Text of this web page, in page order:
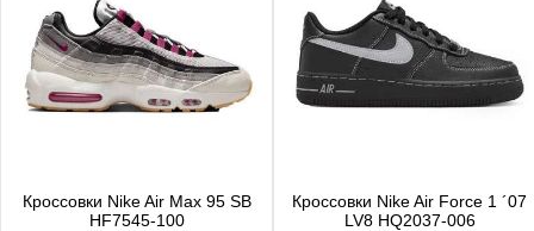
Кроссовки Nike Air Max 95 SB
HF7545-100
Кроссовки Nike Air Force 1 ´07
LV8 HQ2037-006